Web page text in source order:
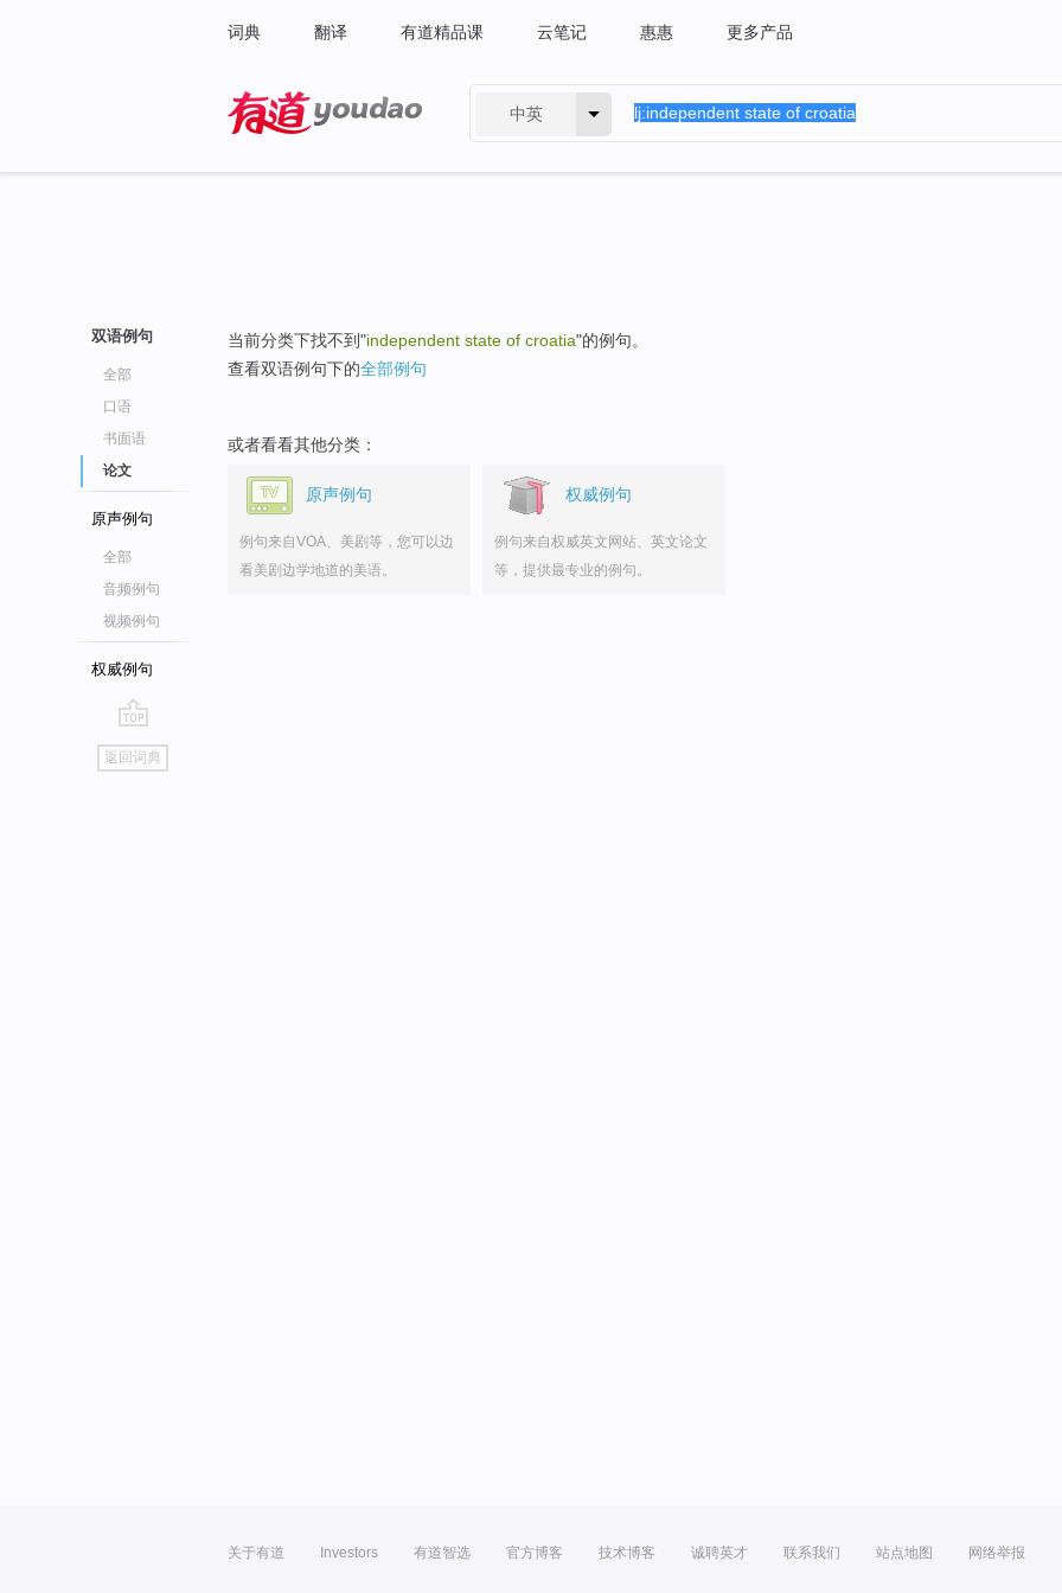
词典 翻译 有道精品课 云笔记 惠惠 更多产品
中英
双语例句
全部
口语
书面语
论文
原声例句
全部
音频例句
视频例句
权威例句
go
top
返回词典
当前分类下找不到"independent state of croatia"的例句。
查看双语例句下的全部例句
或者看看其他分类：
原声例句
例句来自VOA、美剧等，您可以边
看美剧边学地道的美语。
权威例句
例句来自权威英文网站、英文论文
等，提供最专业的例句。
关于有道 Investors 有道智选 官方博客 技术博客 诚聘英才 联系我们 站点地图 网络举报